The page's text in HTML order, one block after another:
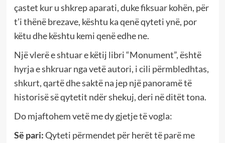
çastet kur u shkrep aparati, duke fiksuar kohën, për
t’i thënë brezave, kështu ka qenë qyteti ynë, por
këtu dhe kështu kemi qenë edhe ne.
Një vlerë e shtuar e këtij libri “Monument”, është
hyrja e shkruar nga vetë autori, i cili përmbledhtas,
shkurt, qartë dhe saktë na jep një panoramë të
historisë së qytetit ndër shekuj, deri në ditët tona.
Do mjaftohem vetë me dy gjetje të vogla:
Së pari:Qyteti përmendet për herët të parë me